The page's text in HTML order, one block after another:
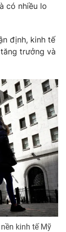
có nhiều lo
định, kinh tế
trưởng và
kinh tế Mỹ